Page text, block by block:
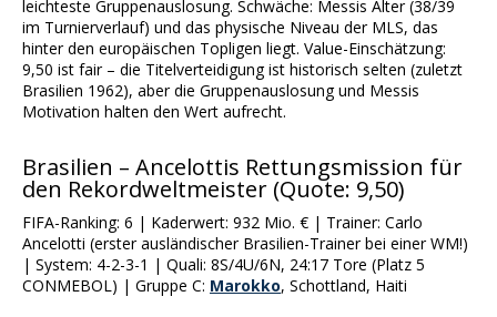
leichteste Gruppenauslosung. Schwäche: Messis Alter (38/39
im Turnierverlauf) und das physische Niveau der MLS, das
hinter den europäischen Topligen liegt. Value-Einschätzung:
9,50 ist fair – die Titelverteidigung ist historisch selten (zuletzt
Brasilien 1962), aber die Gruppenauslosung und Messis
Motivation halten den Wert aufrecht.
Brasilien – Ancelottis Rettungsmission für
den Rekordweltmeister (Quote: 9,50)
FIFA-Ranking: 6 | Kaderwert: 932 Mio. € | Trainer: Carlo
Ancelotti (erster ausländischer Brasilien-Trainer bei einer WM!)
| System: 4-2-3-1 | Quali: 8S/4U/6N, 24:17 Tore (Platz 5
CONMEBOL) | Gruppe C: Marokko, Schottland, Haiti